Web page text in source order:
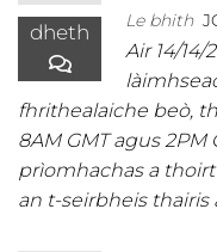
dheth Le bhith
Air 14/14/
fhrithealaiche beò,
8AM GMT agus 2PM
prìomhachas a
an t-seirbheis thairis